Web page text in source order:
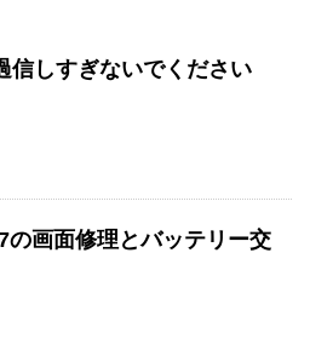
信しすぎないでください
の画面修理とバッテリー交